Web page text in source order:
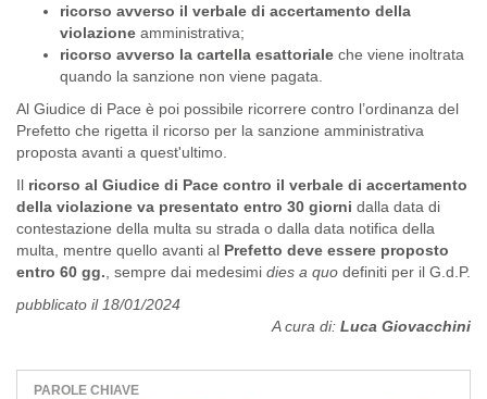
ricorso avverso il verbale di accertamento della
violazione amministrativa;
ricorso avverso la cartella esattoriale che viene inoltrata
quando la sanzione non viene pagata.
Al Giudice di Pace è poi possibile ricorrere contro l’ordinanza del
Prefetto che rigetta il ricorso per la sanzione amministrativa
proposta avanti a quest'ultimo.
Il ricorso al Giudice di Pace contro il verbale di accertamento
della violazione va presentato entro 30 giorni dalla data di
contestazione della multa su strada o dalla data notifica della
multa, mentre quello avanti al Prefetto deve essere proposto
entro 60 gg. , sempre dai medesimi dies a quo definiti per il G.d.P.
pubblicato il 18/01/2024
A cura di: Luca Giovacchini
PAROLE CHIAVE